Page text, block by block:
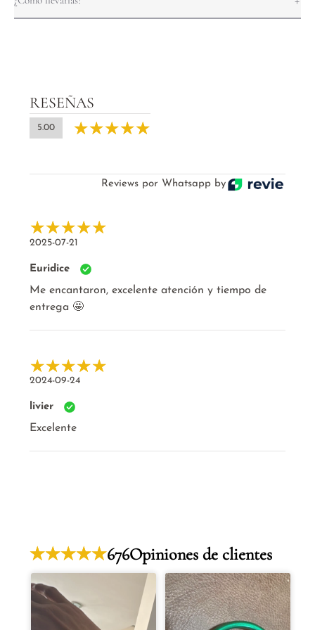
RESEÑAS
5.00
Reviews por Whatsapp by
2025-07-21
Euridice
Me encantaron, excelente atención y tiempo de
entrega 🤩
2024-09-24
livier
Excelente
676Opiniones de clientes
Gladys
2026-04-22